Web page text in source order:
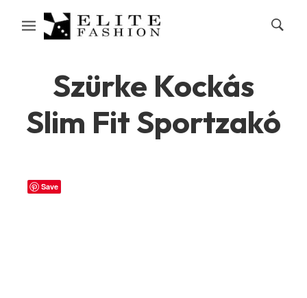
Szürke Kockás
Slim Fit Sportzakó
Save